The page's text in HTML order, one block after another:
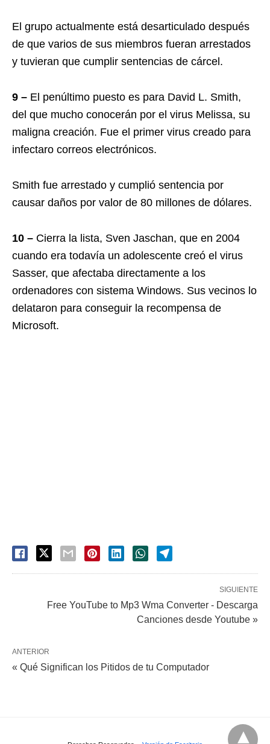
El grupo actualmente está desarticulado después
de que varios de sus miembros fueran arrestados
y tuvieran que cumplir sentencias de cárcel.
9 – El penúltimo puesto es para David L. Smith,
del que mucho conocerán por el virus Melissa, su
maligna creación. Fue el primer virus creado para
infectaro correos electrónicos.
Smith fue arrestado y cumplió sentencia por
causar daños por valor de 80 millones de dólares.
10 – Cierra la lista, Sven Jaschan, que en 2004
cuando era todavía un adolescente creó el virus
Sasser, que afectaba directamente a los
ordenadores con sistema Windows. Sus vecinos lo
delataron para conseguir la recompensa de
Microsoft.
SIGUIENTE
Free YouTube to Mp3 Wma Converter - Descarga
Canciones desde Youtube »
ANTERIOR
« Qué Significan los Pitidos de tu Computador